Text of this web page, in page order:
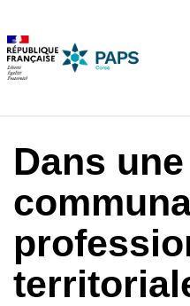
la
recherche
menu
principal,
contenu
Dans une